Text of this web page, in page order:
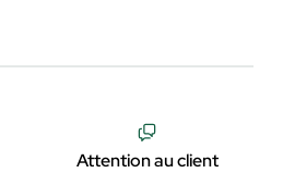
Attention au client